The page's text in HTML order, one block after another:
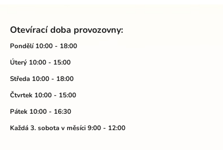
Otevírací doba provozovny:
Pondělí 10:00 - 18:00
Úterý 10:00 - 15:00
Středa 10:00 - 18:00
Čtvrtek 10:00 - 15:00
Pátek 10:00 - 16:30
Každá 3. sobota v měsíci 9:00 - 12:00